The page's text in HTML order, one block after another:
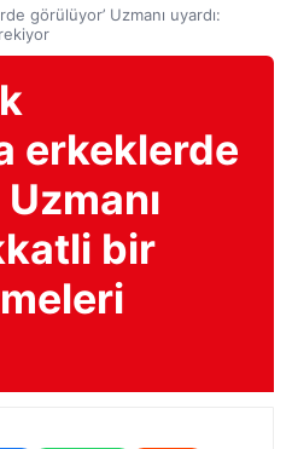
görülüyor’ Uzmanı uyardı:
erkeklerde
bir